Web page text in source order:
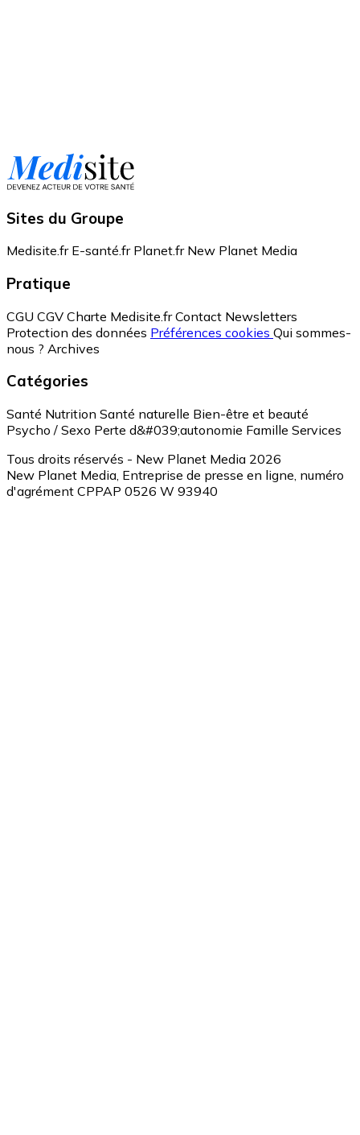
Sites du Groupe
Medisite.fr E-santé.fr Planet.fr New Planet Media
Pratique
CGU CGV Charte Medisite.fr Contact Newsletters
Protection des données Préférences cookies Qui sommes-
nous ? Archives
Catégories
Santé Nutrition Santé naturelle Bien-être et beauté
Psycho / Sexo Perte d&#039;autonomie Famille Services
Tous droits réservés - New Planet Media 2026
New Planet Media, Entreprise de presse en ligne, numéro
d'agrément CPPAP 0526 W 93940